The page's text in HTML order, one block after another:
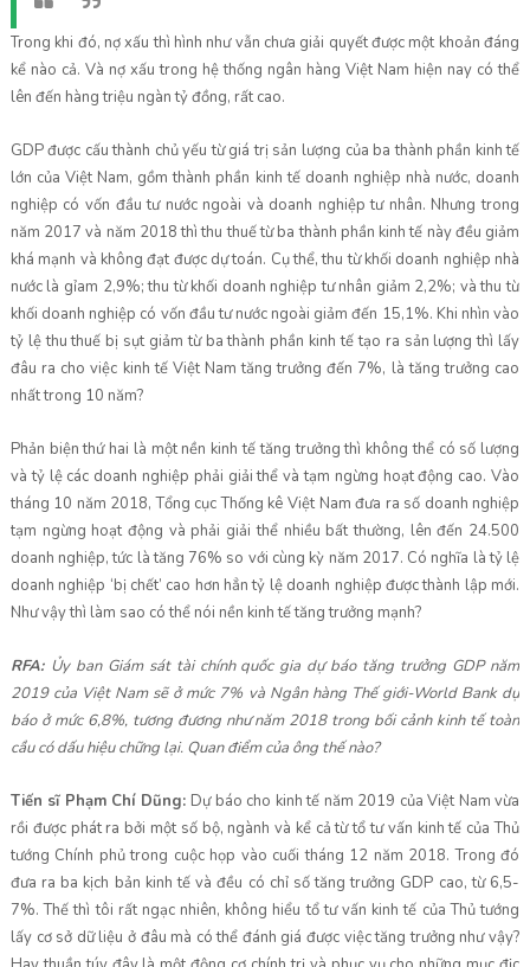
Trong khi đó, nợ xấu thì hình như vẫn chưa giải quyết được một khoản đáng
kể nào cả. Và nợ xấu trong hệ thống ngân hàng Việt Nam hiện nay có thể
lên đến hàng triệu ngàn tỷ đồng, rất cao.
GDP được cấu thành chủ yếu từ giá trị sản lượng của ba thành phần kinh tế
lớn của Việt Nam, gồm thành phần kinh tế doanh nghiệp nhà nước, doanh
nghiệp có vốn đầu tư nước ngoài và doanh nghiệp tư nhân. Nhưng trong
năm 2017 và năm 2018 thì thu thuế từ ba thành phần kinh tế này đều giảm
khá mạnh và không đạt được dự toán. Cụ thể, thu từ khối doanh nghiệp nhà
nước là gỉam 2,9%; thu từ khối doanh nghiệp tư nhân giảm 2,2%; và thu từ
khối doanh nghiệp có vốn đầu tư nước ngoài giảm đến 15,1%. Khi nhìn vào
tỷ lệ thu thuế bị sụt giảm từ ba thành phần kinh tế tạo ra sản lượng thì lấy
đâu ra cho việc kinh tế Việt Nam tăng trưởng đến 7%, là tăng trưởng cao
nhất trong 10 năm?
Phản biện thứ hai là một nền kinh tế tăng trưởng thì không thể có số lượng
và tỷ lệ các doanh nghiệp phải giải thể và tạm ngừng hoạt động cao. Vào
tháng 10 năm 2018, Tổng cục Thống kê Việt Nam đưa ra số doanh nghiệp
tạm ngừng hoạt động và phải giải thể nhiều bất thường, lên đến 24.500
doanh nghiệp, tức là tăng 76% so với cùng kỳ năm 2017. Có nghĩa là tỷ lệ
doanh nghiệp ‘bị chết’ cao hơn hẳn tỷ lệ doanh nghiệp được thành lập mới.
Như vậy thì làm sao có thể nói nền kinh tế tăng trưởng mạnh?
RFA: Ủy ban Giám sát tài chính quốc gia dự báo tăng trưởng GDP năm
2019 của Việt Nam sẽ ở mức 7% và Ngân hàng Thế giới-World Bank dự
báo ở mức 6,8%, tương đương như năm 2018 trong bối cảnh kinh tế toàn
cầu có dấu hiệu chững lại. Quan điểm của ông thế nào?
Tiến sĩ Phạm Chí Dũng: Dự báo cho kinh tế năm 2019 của Việt Nam vừa
rồi được phát ra bởi một số bộ, ngành và kể cả từ tổ tư vấn kinh tế của Thủ
tướng Chính phủ trong cuộc họp vào cuối tháng 12 năm 2018. Trong đó
đưa ra ba kịch bản kinh tế và đều có chỉ số tăng trưởng GDP cao, từ 6,5-
7%. Thế thì tôi rất ngạc nhiên, không hiểu tổ tư vấn kinh tế của Thủ tướng
lấy cơ sở dữ liệu ở đâu mà có thể đánh giá được việc tăng trưởng như vậy?